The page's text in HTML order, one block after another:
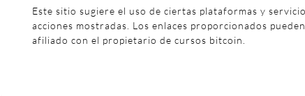
Este sitio sugiere el uso de ciertas plataformas y
acciones mostradas. Los enlaces proporcionados
afiliado con el propietario de cursos bitcoin.